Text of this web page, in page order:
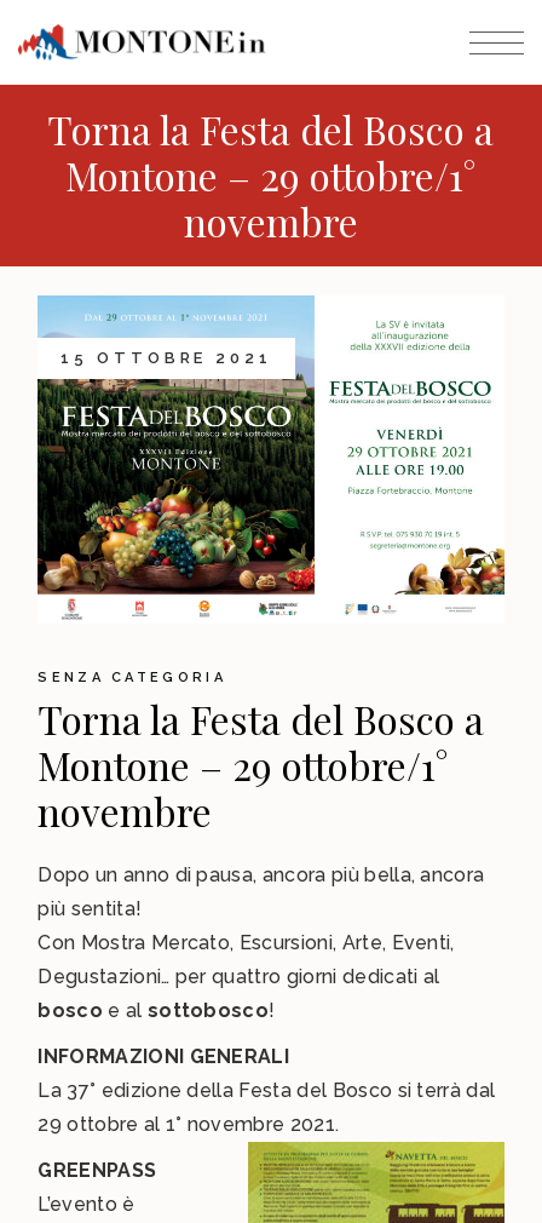
Torna la Festa del Bosco a
Montone – 29 ottobre/1°
novembre
15 OTTOBRE 2021
SENZA CATEGORIA
Torna la Festa del Bosco a
Montone – 29 ottobre/1°
novembre
Dopo un anno di pausa, ancora più bella, ancora
più sentita!
Con Mostra Mercato, Escursioni, Arte, Eventi,
Degustazioni… per quattro giorni dedicati al
bosco e al sottobosco!
INFORMAZIONI GENERALI
La 37° edizione della Festa del Bosco si terrà dal
29 ottobre al 1° novembre 2021.
GREENPASS
L’evento è